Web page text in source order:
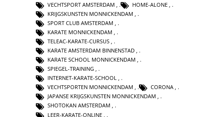
VECHTSPORT AMSTERDAM HOME-ALONE
KRIJGSKUNSTEN MONNICKENDAM
SPORT CLUB AMSTERDAM
KARATE MONNICKENDAM
TELEAC-KARATE-CURSUS ,
KARATE AMSTERDAM BINNENSTAD ,
KARATE SCHOOL MONNICKENDAM ,
SPIEGEL-TRAINING ,
INTERNET-KARATE-SCHOOL ,
VECHTSPORTEN MONNICKENDAM , CORONA ,
JAPANSE KRIJGSKUNSTEN MONNICKENDAM ,
SHOTOKAN AMSTERDAM ,
LEER-KARATE-ONLINE